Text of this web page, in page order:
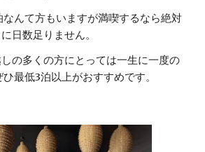
なんて方もいますが満喫するなら絶対
に日数足りません。
の多くの方にとっては一生に一度の
最低3泊以上がおすすめです。